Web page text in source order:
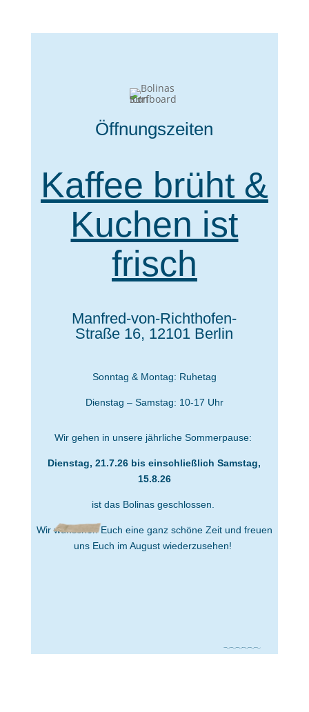
Öffnungszeiten
Kaffee brüht &
Kuchen ist
frisch
Manfred-von-Richthofen-
Straße 16, 12101 Berlin
Sonntag & Montag: Ruhetag
Dienstag –Samstag: 10-17 Uhr
Wir gehen in unsere jährliche Sommerpause:
Dienstag, 21.7.26 bis einschließlichSamstag,
15.8.26
ist das Bolinas geschlossen.
Wir wünschen Euch eine ganz schöne Zeit und freuen
uns Euch im August wiederzusehen!